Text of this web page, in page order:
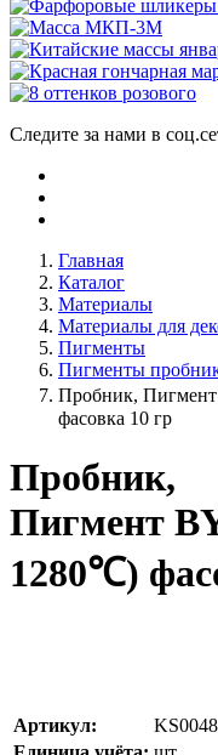
Следите за нами в
Главная
Каталог
Материалы
Материалы для
Пигменты
Пигменты
Пробник,
фасовка 10 гр
Пробник,
Пигмент
1280℃)
Артикул: